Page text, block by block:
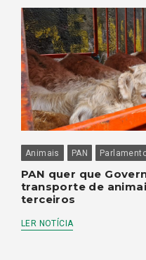
Animais PAN
PAN quer que
transporte de
terceiros
LER NOTÍCIA